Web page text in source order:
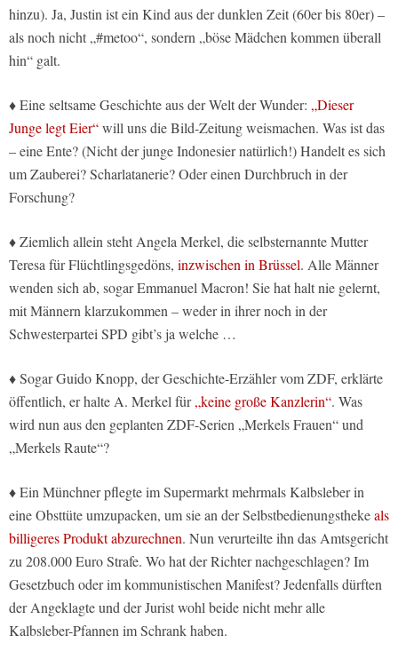
hinzu). Ja, Justin ist ein Kind aus der dunklen Zeit (60er bis 80er) –
als noch nicht „#metoo“, sondern „böse Mädchen kommen überall
hin“ galt.
♦ Eine seltsame Geschichte aus der Welt der Wunder: „Dieser
Junge legt Eier“will uns die Bild-Zeitung weismachen. Was ist das
– eine Ente? (Nicht der junge Indonesier natürlich!) Handelt es sich
um Zauberei? Scharlatanerie? Oder einen Durchbruch in der
Forschung?
♦ Ziemlich allein steht Angela Merkel, die selbsternannte Mutter
Teresa für Flüchtlingsgedöns, inzwischen in Brüssel. Alle Männer
wenden sich ab, sogar Emmanuel Macron! Sie hat halt nie gelernt,
mit Männern klarzukommen – weder in ihrer noch in der
Schwesterpartei SPD gibt’s ja welche …
♦ Sogar Guido Knopp, der Geschichte-Erzähler vom ZDF, erklärte
öffentlich, er halte A. Merkel für„keine große Kanzlerin“. Was
wird nun aus den geplanten ZDF-Serien „Merkels Frauen“ und
„Merkels Raute“?
♦ Ein Münchner pflegte im Supermarkt mehrmals Kalbsleber in
eine Obsttüte umzupacken, um sie an der Selbstbedienungsthekeals
billigeres Produkt abzurechnen. Nun verurteilte ihn das Amtsgericht
zu 208.000 Euro Strafe. Wo hat der Richter nachgeschlagen? Im
Gesetzbuch oder im kommunistischen Manifest? Jedenfalls dürften
der Angeklagte und der Jurist wohl beide nicht mehr alle
Kalbsleber-Pfannen im Schrank haben.